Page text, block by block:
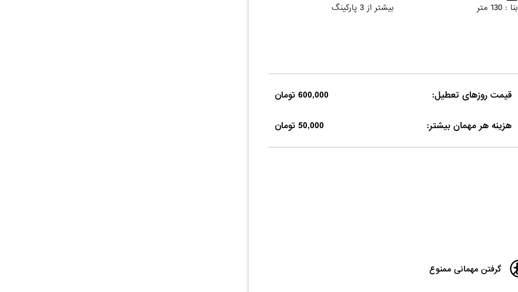
بنا : 130 متر بیشتر از 3 پارکینگ
قیمت روزهای تعطیل: 600,000 تومان
هزینه هر مهمان بیشتر: 50,000 تومان
گرفتن مهمانی ممنوع